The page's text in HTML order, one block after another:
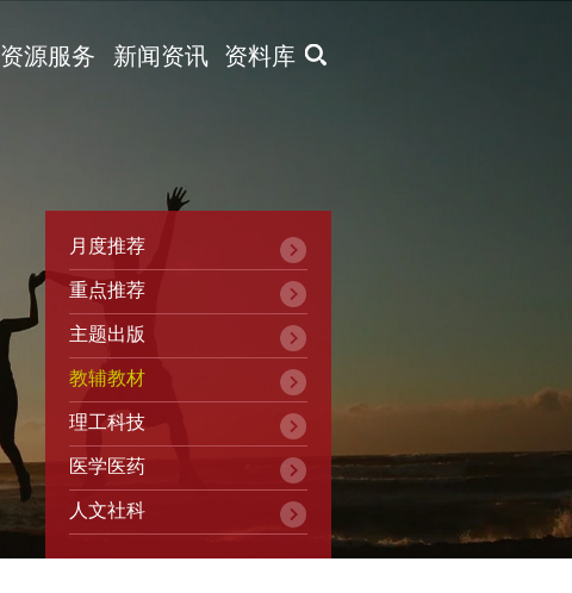
X
资源服务 新闻资讯 资料库
月度推荐
重点推荐
主题出版
教辅教材
理工科技
医学医药
人文社科